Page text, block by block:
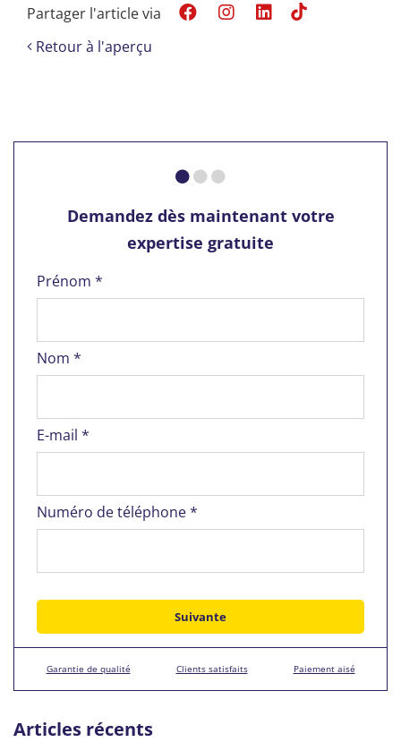
Partager l'article via
Retour à l'aperçu
Demandez dès maintenant votre
expertise gratuite
Prénom *
Nom *
E-mail *
Numéro de téléphone *
Garantie de qualité Clients satisfaits Paiement aisé
Articles récents